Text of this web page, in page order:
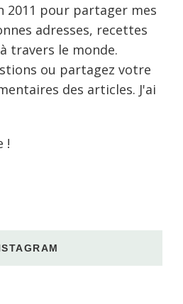
2011 pour partager mes
adresses, recettes
travers le monde.
ou partagez votre
des articles. J'ai
!